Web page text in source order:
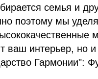
семья и
поэтому мы
ваш интерьер, но
Гармонии":